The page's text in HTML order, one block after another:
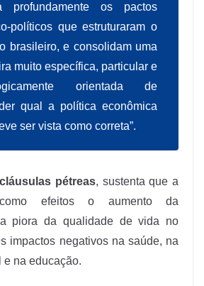
profundamente os pactos
políticos que estruturaram o
brasileiro, e consolidam uma
muito específica, particular e
orientada de
qual a política econômica
ser vista como correta”.
pétreas, sustenta que a
efeitos o aumento da
piora da qualidade de vida no
impactos negativos na saúde, na
na educação.